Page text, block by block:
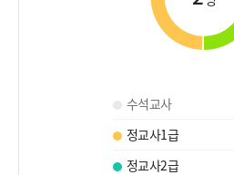
수석교사
정교사1급
정교사2급